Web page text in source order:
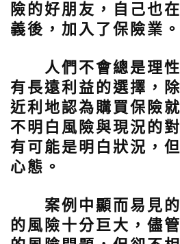
險的好朋友，自己也
義後，加入了保險業。
人們不會總是理性
有長遠利益的選擇，
近利地認為購買保險
不明白風險與現況的
有可能是明白狀況，
心態。
案例中顯而易見的
的風險十分巨大，儘